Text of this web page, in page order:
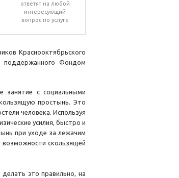
ответят на любой
интересующий
вопрос по услуге
Краснооктябрьского
поддержанного Фондом
занятие с социальными
простынь. Это
человека. Используя
усилия, быстро и
при уходе за лежачим
возможности скользящей
это правильно, на